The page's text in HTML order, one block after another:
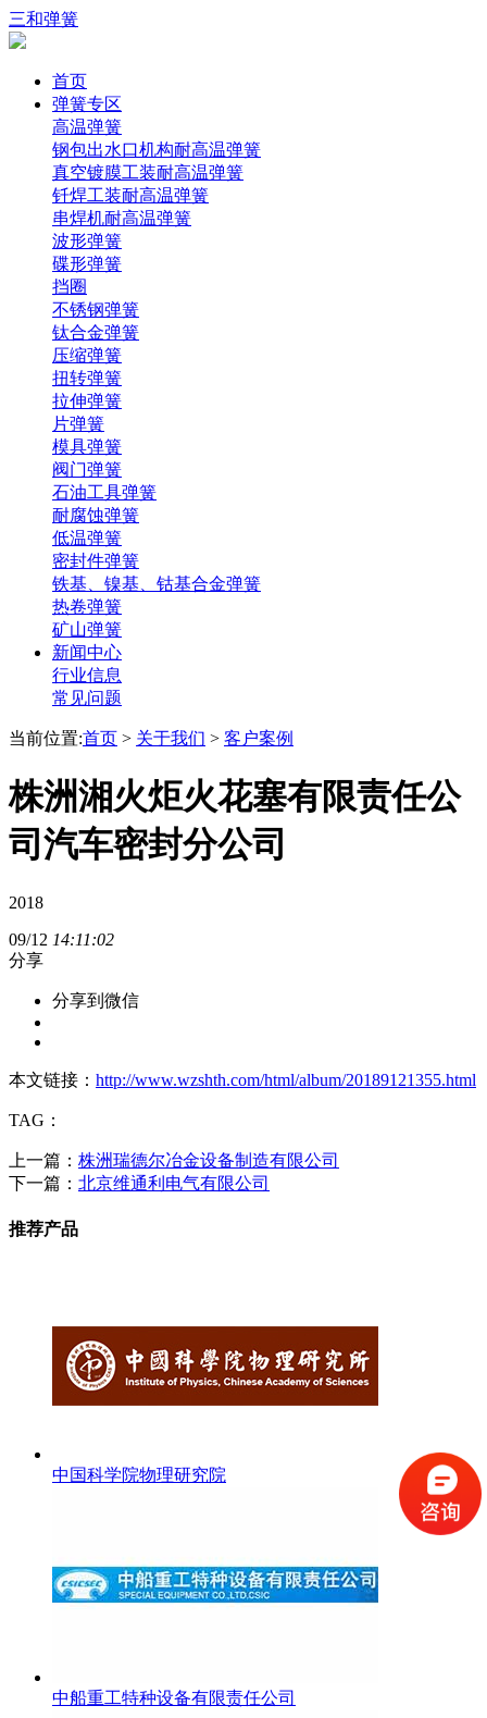
三和弹簧
首页
弹簧专区
高温弹簧
钢包出水口机构耐高温弹簧
真空镀膜工装耐高温弹簧
钎焊工装耐高温弹簧
串焊机耐高温弹簧
波形弹簧
碟形弹簧
挡圈
不锈钢弹簧
钛合金弹簧
压缩弹簧
扭转弹簧
拉伸弹簧
片弹簧
模具弹簧
阀门弹簧
石油工具弹簧
耐腐蚀弹簧
低温弹簧
密封件弹簧
铁基、镍基、钴基合金弹簧
热卷弹簧
矿山弹簧
新闻中心
行业信息
常见问题
当前位置:首页 > 关于我们 > 客户案例
株洲湘火炬火花塞有限责任公
司汽车密封分公司
2018
09/12 14:11:02
分享
分享到微信
本文链接： http://www.wzshth.com/html/album/20189121355.html
TAG：
上一篇： 株洲瑞德尔冶金设备制造有限公司
下一篇： 北京维通利电气有限公司
推荐产品
中国科学院物理研究院
中船重工特种设备有限责任公司